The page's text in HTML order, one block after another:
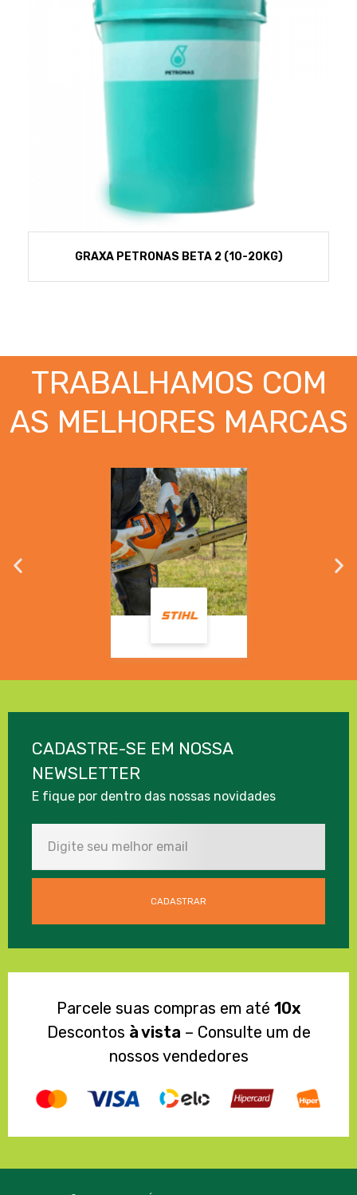
GRAXA PETRONAS BETA 2 (10-20KG)
TRABALHAMOS COM
AS MELHORES MARCAS
CADASTRE-SE EM NOSSA
NEWSLETTER
E fique por dentro das nossas novidades
Parcele suas compras em até 10x
Descontos à vista – Consulte um de
nossos vendedores